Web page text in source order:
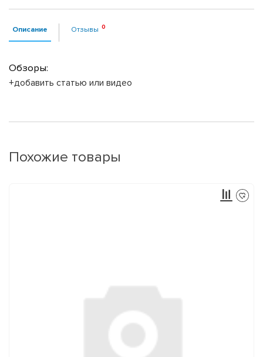
Описание Отзывы
Обзоры:
+добавить статью или видео
Похожие товары